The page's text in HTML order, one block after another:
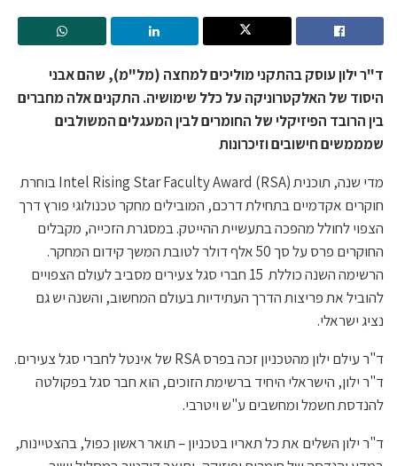
ד"ר ילון עוסק בהתקני מוליכים למחצה (מל"מ), שהם אבני
היסוד של האלקטרוניקה על כלל שימושיה. התקנים אלה מחברים
בין הרובד הפיזיקלי של החומרים לבין המעגלים המשולבים
שמממשים חישובים וזיכרונות
מדי שנה, תוכנית Intel Rising Star Faculty Award (RSA) בוחרת
חוקרים אקדמיים בתחילת דרכם, המובילים מחקר טכנולוגי פורץ דרך
הצפוי לחולל מהפכה בתעשיית ההייטק. במסגרת הזכייה, מקבלים
החוקרים פרס על סך 50 אלף דולר לטובת המשך קידום המחקר.
הרשימה השנה כוללת 15 חברי סגל צעירים מסביב לעולם הצפויים
להוביל את פריצות הדרך העתידיות בעולם המחשוב, והשנה יש גם
נציג ישראלי.
ד"ר עילם ילון מהטכניון זכה בפרס RSA של אינטל לחברי סגל צעירים.
ד"ר ילון, הישראלי היחיד ברשימת הזוכים, הוא חבר סגל בפקולטה
להנדסת חשמל ומחשבים ע"ש ויטרבי.
ד"ר ילון השלים את כל תאריו בטכניון – תואר ראשון כפול, בהצטיינות,